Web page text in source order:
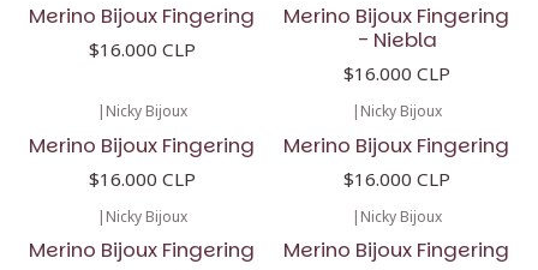
Merino Bijoux Fingering
$16.000 CLP
Merino Bijoux Fingering
- Niebla
$16.000 CLP
Nicky Bijoux
Merino Bijoux Fingering
$16.000 CLP
Nicky Bijoux
Merino Bijoux Fingering
$16.000 CLP
| Nicky Bijoux
Merino Bijoux Fingering
| Nicky Bijoux
Merino Bijoux Fingering